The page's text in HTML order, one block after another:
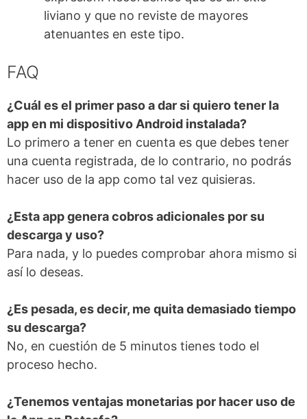
liviano y que no reviste de mayores
atenuantes en este tipo.
FAQ
¿Cuál es el primer paso a dar si quiero tener la
app en mi dispositivo Android instalada?
Lo primero a tener en cuenta es que debes tener
una cuenta registrada, de lo contrario, no podrás
hacer uso de la app como tal vez quisieras.
¿Esta app genera cobros adicionales por su
descarga y uso?
Para nada, y lo puedes comprobar ahora mismo si
así lo deseas.
¿Es pesada, es decir, me quita demasiado tiempo
su descarga?
No, en cuestión de 5 minutos tienes todo el
proceso hecho.
¿Tenemos ventajas monetarias por hacer uso de